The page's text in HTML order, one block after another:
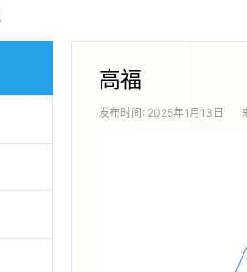
高福
发布时间: 2025年1月13日